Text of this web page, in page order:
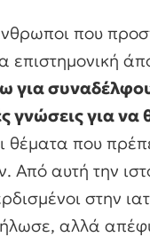
που
επιστημονική
για
γνώσεις για
θέματα που
Από αυτή την
στην
αλλά